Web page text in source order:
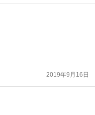
2019年9月16日